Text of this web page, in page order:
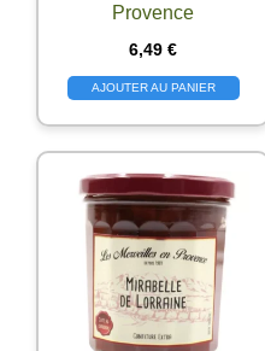
Provence
6,49 €
AJOUTER AU PANIER